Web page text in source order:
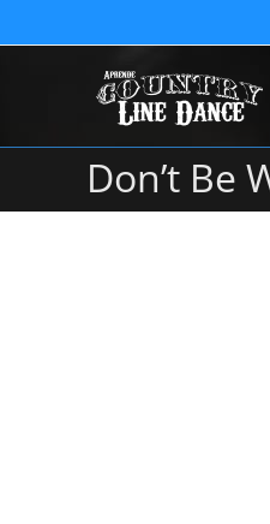
Don’t Be